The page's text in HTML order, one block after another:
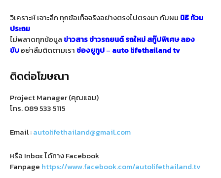
วิเคราะห์ เจาะลึก ทุกข้อเท็จจริงอย่างตรงไปตรงมา กับผม นิธิ ท้วม
ประถม
ไม่พลาดทุกข้อมูลข่าวสารข่าวรถยนต์รถใหม่สกู๊ปพิเศษลอง
ขับอย่าลืมติดตามเราช่องยูทูป– auto lifethailand tv
ติดต่อโฆษณา
Project Manager (คุณแอม)
โทร.089 533 5115
Email :autolifethailand@gmail.com
หรือ Inbox ได้ทาง Facebook
Fanpage https://www.facebook.com/autolifethailand.tv